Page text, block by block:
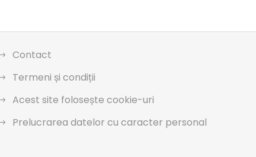
Contact
Termeni și condiții
Acest site folosește cookie-uri
Prelucrarea datelor cu caracter personal